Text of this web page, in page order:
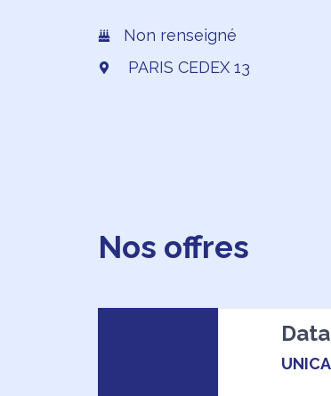
Non renseigné
PARIS CEDEX 13
Nos offres